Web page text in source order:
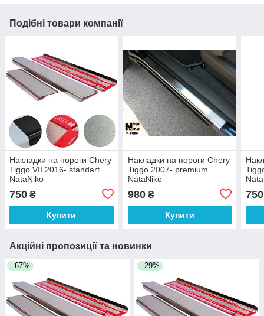
Подібні товари компанії
Накладки на пороги Chery
Tiggo VII 2016- standart
NataNiko
750 ₴
Купити
Накладки на пороги Chery
Tiggo 2007- premium
NataNiko
980₴
Купити
750
Акційні пропозиції та новинки
–67% –29%